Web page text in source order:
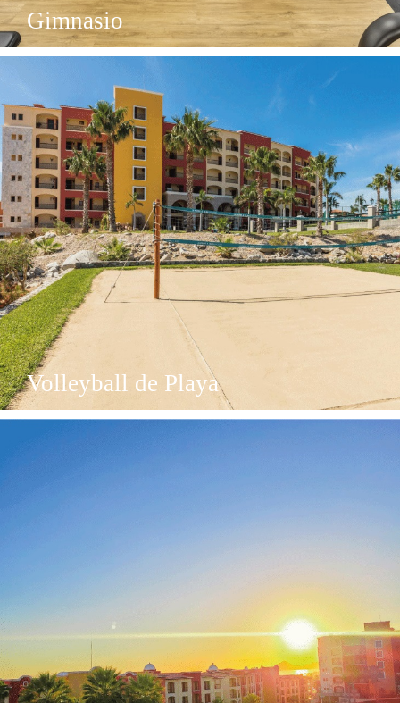
Gimnasio
Volleyball de Playa